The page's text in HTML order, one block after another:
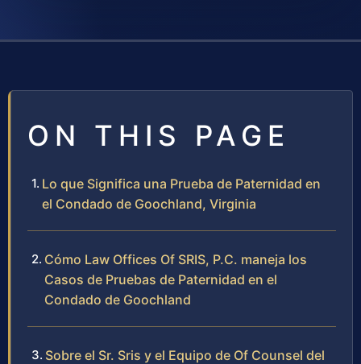
ON THIS PAGE
Lo que Significa una Prueba de Paternidad en
el Condado de Goochland, Virginia
Cómo Law Offices Of SRIS, P.C. maneja los
Casos de Pruebas de Paternidad en el
Condado de Goochland
Sobre el Sr. Sris y el Equipo de Of Counsel del